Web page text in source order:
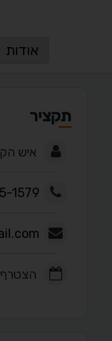
תקציר
איש
1579
הצטרף ב: 09/